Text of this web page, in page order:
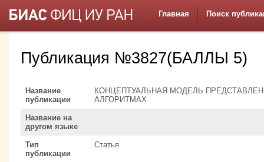
Главная Поиск
Публикация №3827(БАЛЛЫ 5)
Название
публикации
КОНЦЕПТУАЛЬНАЯ МОДЕЛЬ
АЛГОРИТМАХ
Название на
другом языке
Тип
публикации
Статья